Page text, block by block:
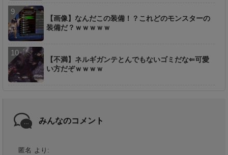
【画像】なんだこの装備！？これどのモンスターの
装備だ？ｗｗｗｗｗ
【不満】ネルギガンテとんでもないゴミだな⇐可愛
い方だぞｗｗｗｗ
みんなのコメント
匿名 より: